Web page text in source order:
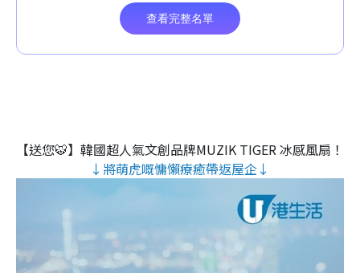
【送您🐯】韓國超人氣文創品牌MUZIK TIGER 冰感風扇！
↓將萌虎嘅慵懶療癒帶返屋企↓